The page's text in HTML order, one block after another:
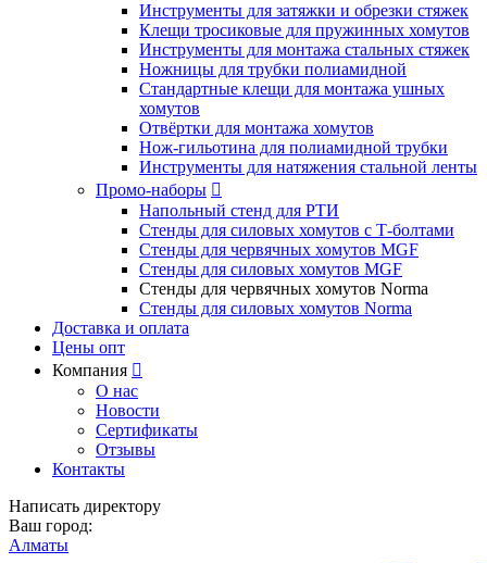
Инструменты для затяжки и обрезки стяжек
Клещи тросиковые для пружинных хомутов
Инструменты для монтажа стальных стяжек
Ножницы для трубки полиамидной
Стандартные клещи для монтажа ушных
хомутов
Отвёртки для монтажа хомутов
Нож-гильотина для полиамидной трубки
Инструменты для натяжения стальной ленты
Промо-наборы 
Напольный стенд для РТИ
Стенды для силовых хомутов с Т-болтами
Стенды для червячных хомутов MGF
Стенды для силовых хомутов MGF
Стенды для червячных хомутов Norma
Стенды для силовых хомутов Norma
Доставка и оплата
Цены опт
Компания 
О нас
Новости
Сертификаты
Отзывы
Контакты
Написать директору
Ваш город:
Алматы